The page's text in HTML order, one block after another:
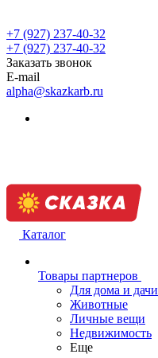
+7 (927) 237-40-32
+7 (927) 237-40-32
Заказать звонок
E-mail
alpha@skazkarb.ru
Каталог
Товары партнеров
Для дома и дачи
Животные
Личные вещи
Недвижимость
Еще